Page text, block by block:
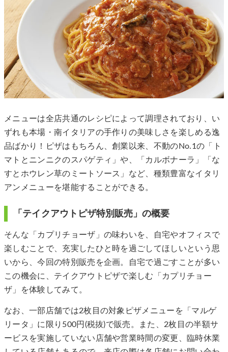
メニューは全店共通のレシピによって調理されており、い
ずれも本場・南イタリアの手作りの美味しさを楽しめる逸
品ばかり！ピザはもちろん、創業以来、不動のNo.1の「ト
マトとニンニクのスパゲティ」や、「カルボナーラ」「な
すとホウレン草のミートソース」など、種類豊富なイタリ
アンメニューを堪能することができる。
「テイクアウトピザ特別販売」の概要
そんな「カプリチョーザ」の味わいを、自宅やオフィスで
楽しむことで、充実したひと時を過ごしてほしいという思
いから、今回の特別販売を企画。自宅で過ごすことが多い
この機会に、テイクアウトピザで楽しむ「カプリチョー
ザ」を体験してみて。
なお、一部店舗では2枚目の対象ピザメニューを「マルゲ
リータ」に限り500円(税抜)で販売。また、2枚目の半額サ
ービスを実施していない店舗や営業時間の変更、臨時休業